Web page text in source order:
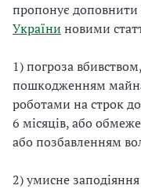
пропонує доповнити
України новими
1) погроза
пошкодженням
роботами на строк
6 місяців, або
або позбавленням
2) умисне заподіяння